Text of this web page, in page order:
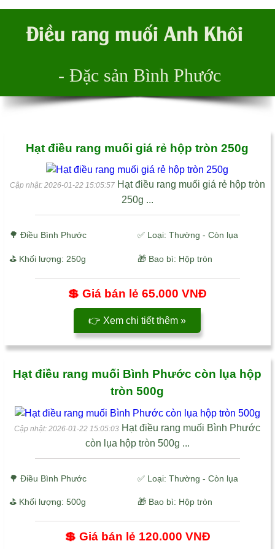
Điều rang muối Anh Khôi
- Đặc sản Bình Phước
Hạt điều rang muối giá rẻ hộp tròn 250g
Cập nhật: 2026-01-22 15:05:57 Hạt điều rang muối giá rẻ hộp tròn
250g ...
🌳Điều Bình Phước ✅ Loại: Thường - Còn lụa
⛳ Khối lượng: 250g 🎁 Bao bì: Hộp tròn
💲 Giá bán lẻ65.000 VNĐ
👉 Xem chi tiết thêm »
Hạt điều rang muối Bình Phước còn lụa hộp
tròn 500g
Cập nhật: 2026-01-22 15:05:03 Hạt điều rang muối Bình Phước
còn lụa hộp tròn 500g ...
🌳Điều Bình Phước ✅ Loại: Thường - Còn lụa
⛳ Khối lượng: 500g 🎁 Bao bì: Hộp tròn
💲 Giá bán lẻ 120.000 VNĐ